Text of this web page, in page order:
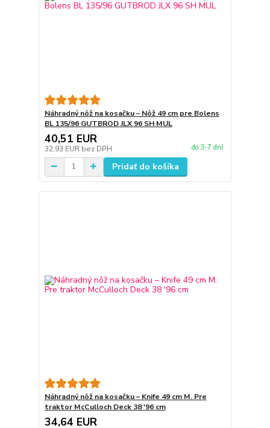
Náhradný nôž na kosačku – Nôž 49 cm pre Bolens
BL 135/96 GUTBROD JLX 96 SH MUL
40,51 EUR
32,93 EUR bez DPH do 3-7 dní
Pridať do košíka
Náhradný nôž na kosačku – Knife 49 cm M. Pre
traktor McCulloch Deck 38 '96 cm
34,64 EUR